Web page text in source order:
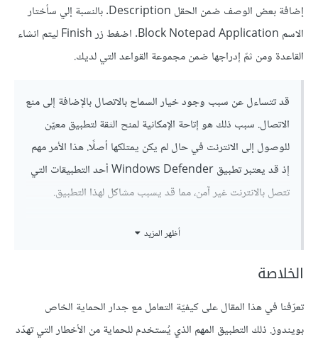
إضافة بعض الوصف ضمن الحقل Description. بالنسبة إلي سأختار
الاسم Block Notepad Application. اضغط زر Finish ليتم انشاء
القاعدة ومن ثمّ إدراجها ضمن مجموعة القواعد التي لديك.
قد تتساءل عن سبب وجود خيار السماح بالاتصال بالإضافة إلى منع
الاتصال. سبب ذلك هو إتاحة الإمكانية لمنح الثقة لتطبيق معيّن
للوصول إلى الانترنت في حال لم يكن يمتلكها أصلًا. هذا الأمر مهم
إذ قد يعتبر تطبيق Windows Defender أحد التطبيقات التي
تتصل بالانترنت غير آمن، مما قد يسبب مشاكل لهذا التطبيق.
أظهر المزيد
الخلاصة
تعرّفنا في هذا المقال على كيفيّة التعامل مع جدار الحماية الخاص
بويندوز. ذلك التطبيق المهم الذي يُستخدم للحماية من الأخطار التي تهدّد